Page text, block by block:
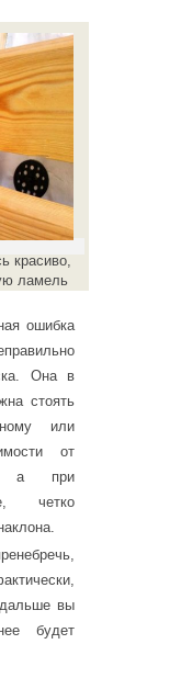
красиво,
ламель
ошибка
Она в
стоять
или
от
а при
четко
вы
будет